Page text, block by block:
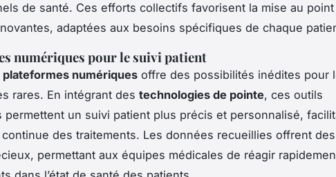
de santé. Ces efforts collectifs favorisent la mise au point
adaptées aux besoins spécifiques de chaque
numériques pour le suivi patient
plateformes numériques offre des possibilités inédites pour
rares. En intégrant des technologies de pointe, ces outils
permettent un suivi patient plus précis et personnalisé,
continue des traitements. Les données recueillies offrent des
permettant aux équipes médicales de réagir